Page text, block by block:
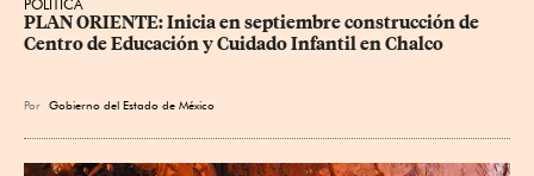
POLÍTICA
PLAN ORIENTE: Inicia en septiembre construcción de
Centro de Educación y Cuidado Infantil en Chalco
Por Gobierno del Estado de México